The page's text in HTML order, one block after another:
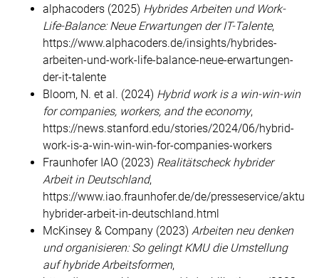
alphacoders (2025) Hybrides Arbeiten und Work-
Life-Balance: Neue Erwartungen der IT-Talente,
https://www.alphacoders.de/insights/hybrides-
arbeiten-und-work-life-balance-neue-erwartungen-
der-it-talente
Bloom, N. et al. (2024) Hybrid work is a win-win-win
for companies, workers, and the economy,
https://news.stanford.edu/stories/2024/06/hybrid-
work-is-a-win-win-win-for-companies-workers
Fraunhofer IAO (2023) Realitätscheck hybrider
Arbeit in Deutschland,
https://www.iao.fraunhofer.de/de/presseservice/
hybrider-arbeit-in-deutschland.html
McKinsey & Company (2023) Arbeiten neu denken
und organisieren: So gelingt KMU die Umstellung
auf hybride Arbeitsformen,